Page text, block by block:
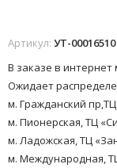
Артикул: УТ-00016510
В заказе в интернет
Ожидает
м. Гражданский
м. Пионерская, ТЦ
м. Ладожская, ТЦ
м. Международная,